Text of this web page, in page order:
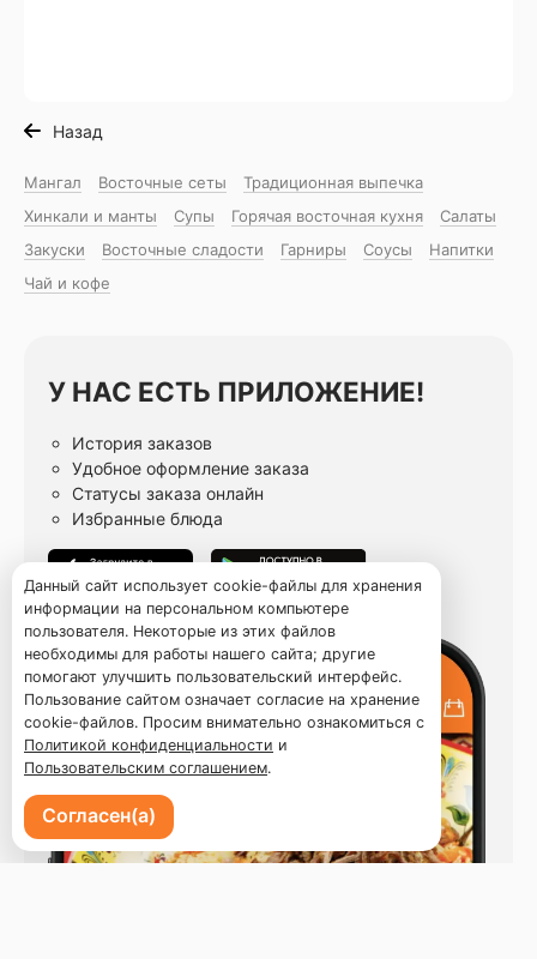
Назад
Мангал Восточные сеты
Традиционная выпечка
Хинкали и манты
Супы Горячая восточная куxня
Салаты
Закуски
Восточные сладости Гарниры Соусы
Напитки
Чай и кофе
У НАС ЕСТЬ ПРИЛОЖЕНИЕ!
История заказов
Удобное оформление заказа
Статусы заказа онлайн
Избранные блюда
Данный сайт использует cookie-файлы для хранения
информации на персональном компьютере
пользователя. Некоторые из этих файлов
необходимы для работы нашего сайта; другие
помогают улучшить пользовательский интерфейс.
Пользование сайтом означает согласие на хранение
cookie-файлов. Просим внимательно ознакомиться с
Политикой конфиденциальности и
Пользовательским соглашением.
Согласен(а)